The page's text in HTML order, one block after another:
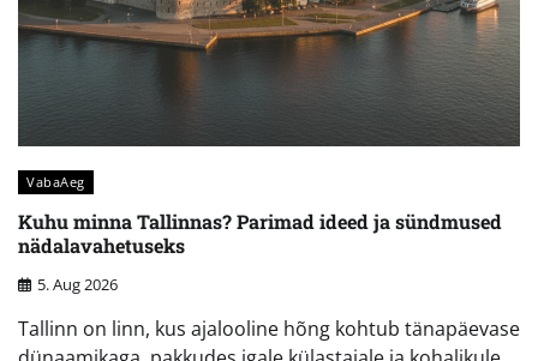
VabaAeg
Kuhu minna Tallinnas? Parimad ideed ja sündmused
nädalavahetuseks
5. Aug 2026
Tallinn on linn, kus ajalooline hõng kohtub tänapäevase